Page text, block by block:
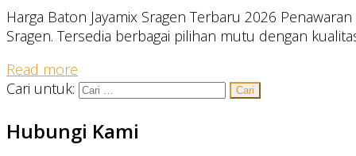
Harga Baton Jayamix Sragen Terbaru 2026
Sragen. Tersedia berbagai pilihan mutu dengan
Read more
Cari untuk:
Hubungi Kami